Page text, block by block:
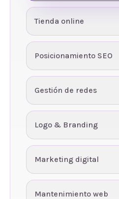
Tienda online
Posicionamiento SEO
Gestión de redes
Logo & Branding
Marketing digital
Mantenimiento web